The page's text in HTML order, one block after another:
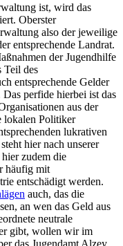
ist, wird das
Oberster
also der jeweilige
entsprechende Landrat.
der Jugendhilfe
Teil des
entsprechende Gelder
perfide hierbei ist das
aus der
lokalen Politiker
lukrativen
hier nach unserer
zudem die
häufig mit
entschädigt werden.
auch, das die
an wen das Geld aus
neutrale
gibt, wollen wir im
das Jugendamt Alzey